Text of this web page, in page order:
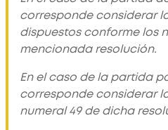
corresponde considerar
dispuestos conforme los
mencionada resolución.
En el caso de la partida
corresponde considerar
numeral 49 de dicha